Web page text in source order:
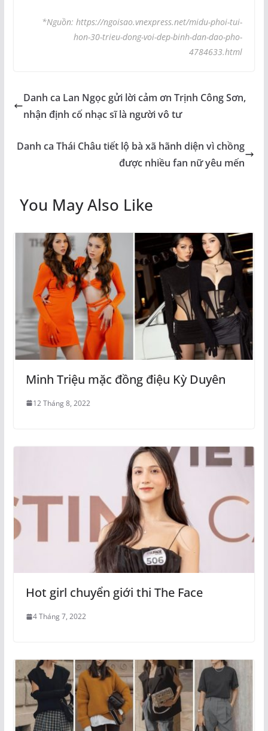
*Nguồn: https://ngoisao.vnexpress.net/midu-phoi-tui-
hon-30-trieu-dong-voi-dep-binh-dan-dao-pho-
4784633.html
Danh ca Lan Ngọc gửi lời cảm ơn Trịnh Công Sơn,
nhận định cố nhạc sĩ là người vô tư
Danh ca Thái Châu tiết lộ bà xã hãnh diện vì chồng
được nhiều fan nữ yêu mến
You May Also Like
Minh Triệu mặc đồng điệu Kỳ Duyên
12 Tháng 8, 2022
Hot girl chuyển giới thi The Face
4 Tháng 7, 2022